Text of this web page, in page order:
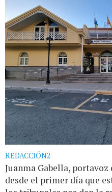
REDACCIÓN2
Juanma Gabella,
desde el primer día que